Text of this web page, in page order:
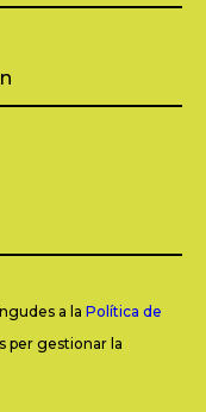
a la Política de
per gestionar la